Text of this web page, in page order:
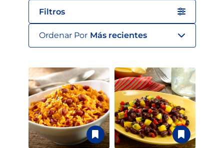
Filtros
Ordenar Por Más recientes